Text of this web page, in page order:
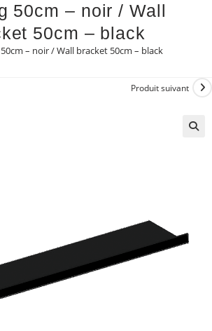
50cm – noir / Wall
50cm – black
50cm – noir / Wall bracket 50cm – black
Produit suivant